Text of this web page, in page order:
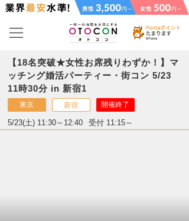
【18名突破★女性お席残りわずか！】マ
ッチング婚活パーティー・街コン 5/23
11時30分 in 新宿1
東京 新宿 開催終了
5/23(土) 11:30～12:40 受付 11:15～